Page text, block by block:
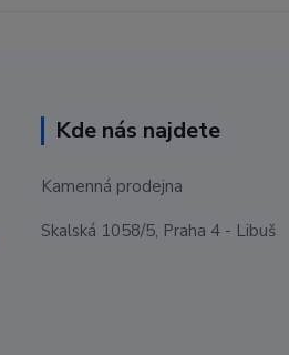
Kde nás najdete
Kamenná prodejna
Skalská 1058/5, Praha 4 - Libuš